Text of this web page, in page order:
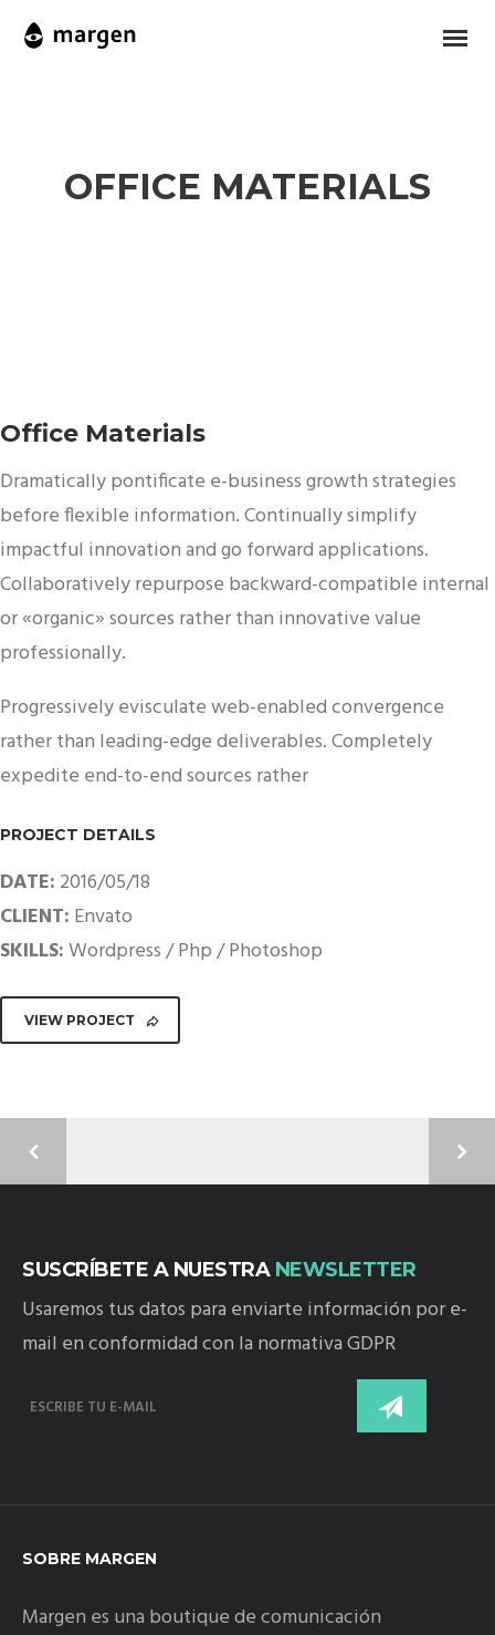
OFFICE MATERIALS
Office Materials
Dramatically pontificate e-business growth strategies
before flexible information. Continually simplify
impactful innovation and go forward applications.
Collaboratively repurpose backward-compatible internal
or «organic» sources rather than innovative value
professionally.
Progressively evisculate web-enabled convergence
rather than leading-edge deliverables. Completely
expedite end-to-end sources rather
PROJECT DETAILS
DATE: 2016/05/18
CLIENT: Envato
SKILLS:Wordpress / Php / Photoshop
VIEW PROJECT
SUSCRÍBETE A NUESTRA NEWSLETTER
Usaremos tus datos para enviarte información por e-
mail en conformidad con la normativa GDPR
SOBRE MARGEN
Margen es una boutique de comunicación